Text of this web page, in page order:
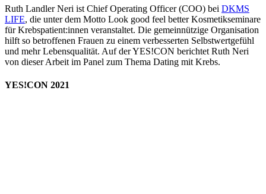
Ruth Landler Neri ist Chief Operating Officer (COO) bei DKMS
LIFE, die unter dem Motto Look good feel better Kosmetikseminare
für Krebspatient:innen veranstaltet. Die gemeinnützige Organisation
hilft so betroffenen Frauen zu einem verbesserten Selbstwertgefühl
und mehr Lebensqualität. Auf der YES!CON berichtet Ruth Neri
von dieser Arbeit im Panel zum Thema Dating mit Krebs.
YES!CON 2021